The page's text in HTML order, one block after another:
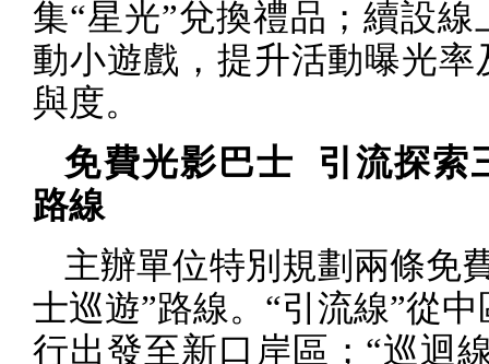
集“星光”兌換禮品；續設線
動小遊戲，提升活動曝光率
與度。
免費光影巴士
引流探索
路線
主辦單位特別規劃兩條免
士巡遊”路線。“引流線”從
行出發至新口岸區；“巡迴